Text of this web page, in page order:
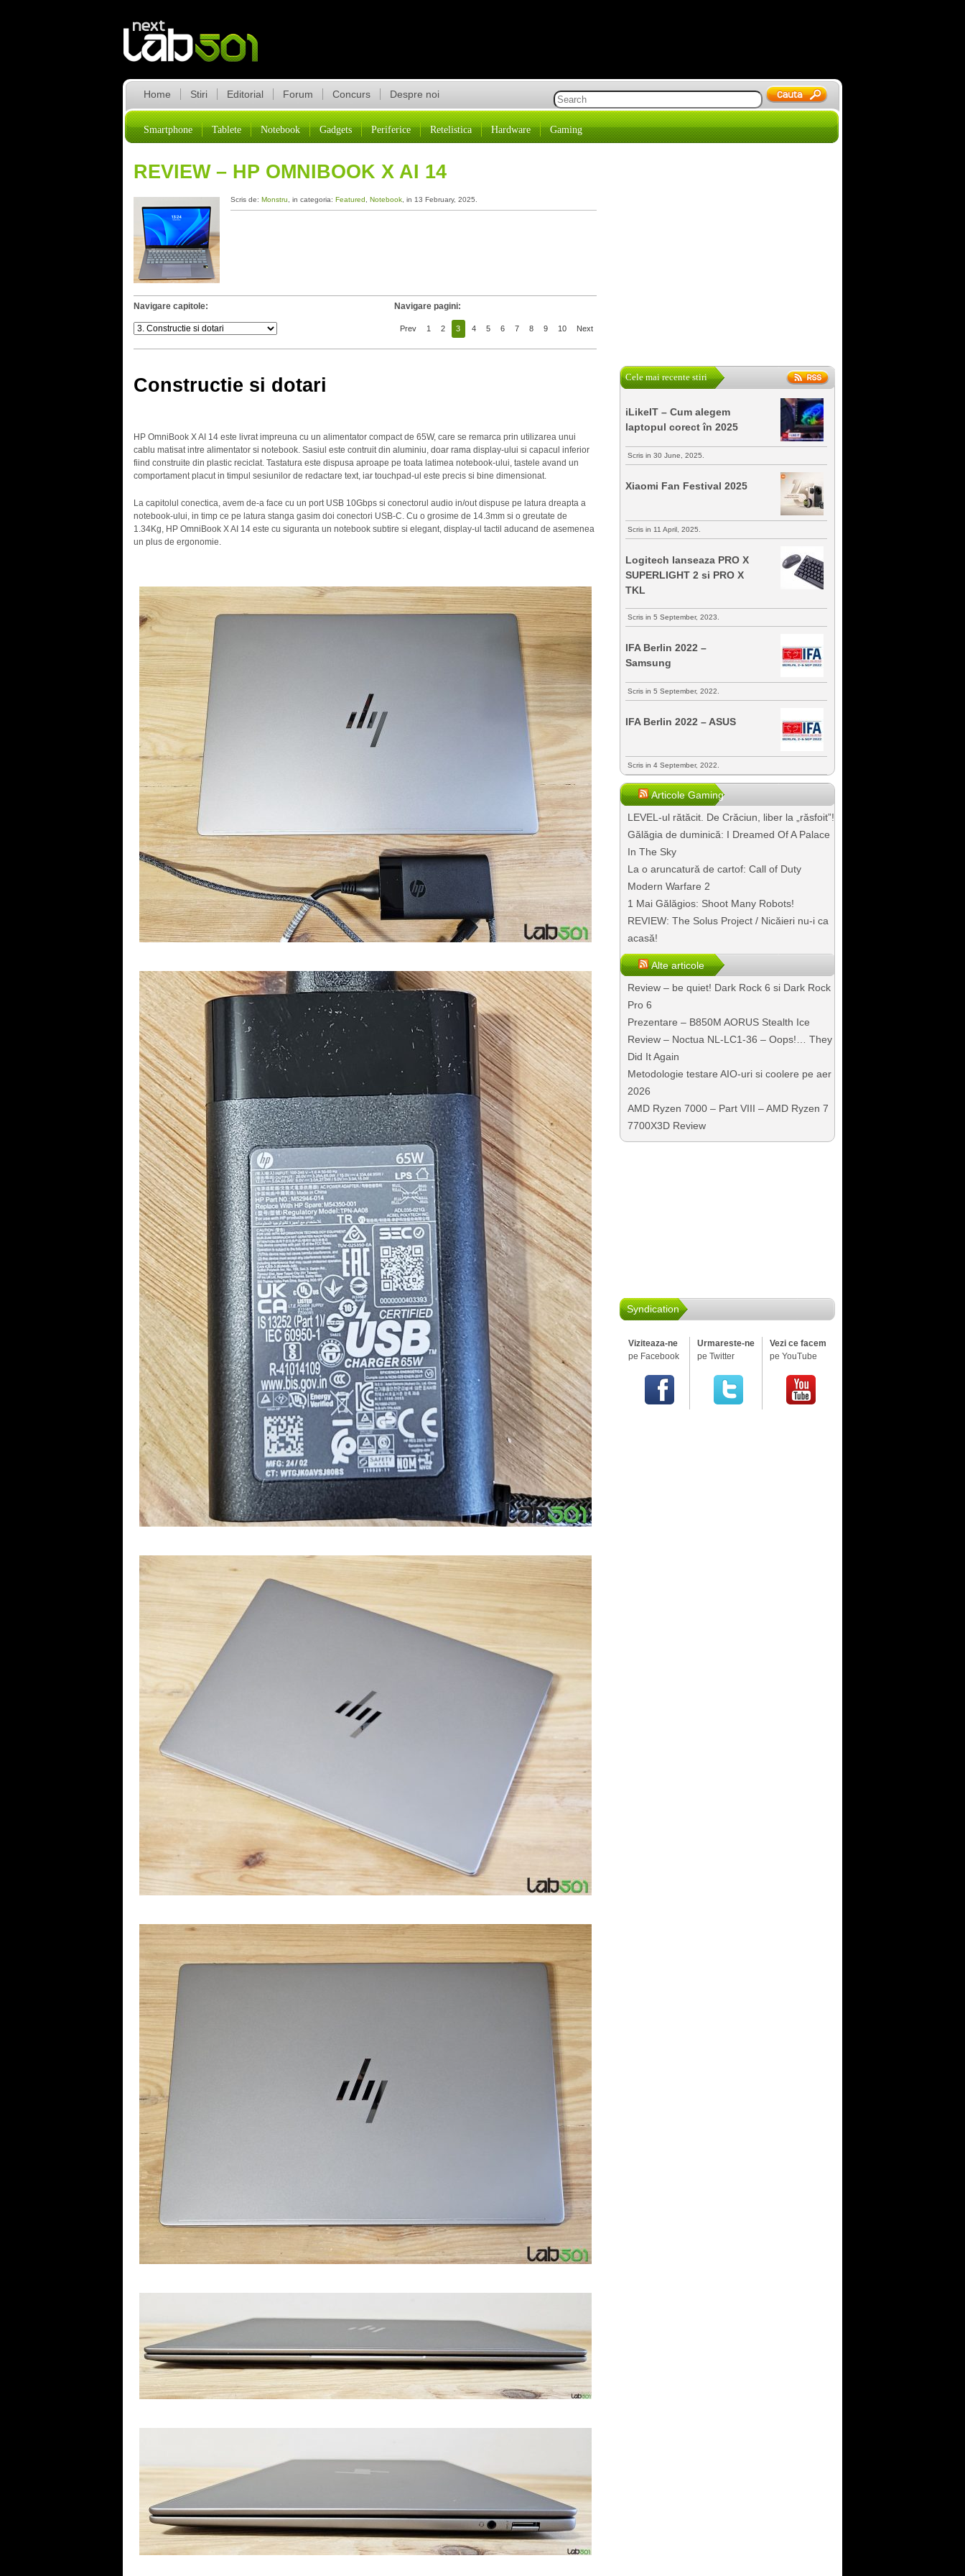
Home Stiri Editorial Forum Concurs Despre noi
Smartphone Tablete Notebook Gadgets Periferice Retelistica Hardware Gaming
REVIEW – HP OMNIBOOK X AI 14
Scris de: Monstru , in categoria: Featured Notebook , in 13 February, 2025.
Navigare capitole: Navigare pagini:
Prev 1 2 3 4 5 6 7 8 9 10 Next
Constructie si dotari
HP OmniBook X AI 14 este livrat impreuna cu un alimentator compact de 65W, care se remarca prin utilizarea unui
cablu matisat intre alimentator si notebook. Sasiul este contruit din aluminiu, doar rama display-ului si capacul inferior
fiind construite din plastic reciclat. Tastatura este dispusa aproape pe toata latimea notebook-ului, tastele avand un
comportament placut in timpul sesiunilor de redactare text, iar touchpad-ul este precis si bine dimensionat.
La capitolul conectica, avem de-a face cu un port USB 10Gbps si conectorul audio in/out dispuse pe latura dreapta a
notebook-ului, in timp ce pe latura stanga gasim doi conectori USB-C. Cu o grosime de 14.3mm si o greutate de
1.34Kg, HP OmniBook X AI 14 este cu siguranta un notebook subtire si elegant, display-ul tactil aducand de asemenea
un plus de ergonomie.
Cele mai recente stiri
iLikeIT – Cum alegem
laptopul corect în 2025
Scris in 30 June, 2025.
Xiaomi Fan Festival 2025
Scris in 11 April, 2025.
Logitech lanseaza PRO X
SUPERLIGHT 2 si PRO X
TKL
Scris in 5 September, 2023.
IFA Berlin 2022 –
Samsung
Scris in 5 September, 2022.
IFA Berlin 2022 – ASUS
Scris in 4 September, 2022.
Articole Gaming
LEVEL-ul rătăcit. De Crăciun, liber la „răsfoit”!
Gălăgia de duminică: I Dreamed Of A Palace
In The Sky
La o aruncatură de cartof: Call of Duty
Modern Warfare 2
1 Mai Gălăgios: Shoot Many Robots!
REVIEW: The Solus Project / Nicăieri nu-i ca
acasă!
Alte articole
Review – be quiet! Dark Rock 6 si Dark Rock
Pro 6
Prezentare – B850M AORUS Stealth Ice
Review – Noctua NL-LC1-36 – Oops!… They
Did It Again
Metodologie testare AIO-uri si coolere pe aer
2026
AMD Ryzen 7000 – Part VIII – AMD Ryzen 7
7700X3D Review
Syndication
Viziteaza-ne
pe Facebook
Urmareste-ne
pe Twitter
Vezi ce facem
pe YouTube